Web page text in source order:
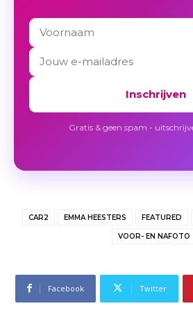
Inschrijven
Gratis & geen spam -
CAR2 EMMA HEESTERS FEATURED
VOOR- EN NAFOTO
Facebook Twitter